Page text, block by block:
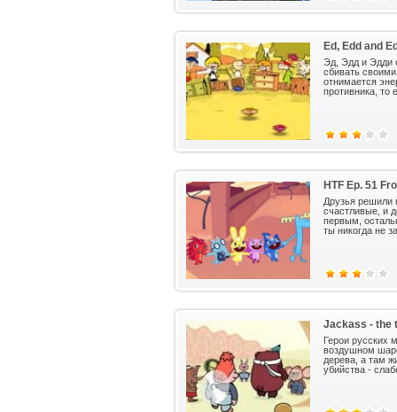
Ed, Edd and
Эд, Эдд и Эдди
сбивать
отнимается
противника, то
HTF Ep. 51
Друзья решили
счастливые, и
первым,
ты никогда не
Jackass - the
Герои русских
воздушном
дерева, а там
убийства -